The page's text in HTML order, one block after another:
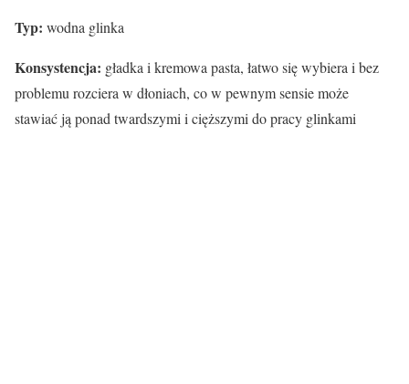
Typ: wodna glinka
Konsystencja: gładka i kremowa pasta, łatwo się wybiera i bez
problemu rozciera w dłoniach, co w pewnym sensie może
stawiać ją ponad twardszymi i cięższymi do pracy glinkami